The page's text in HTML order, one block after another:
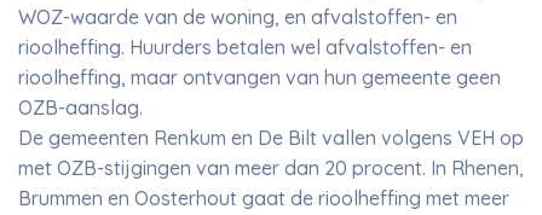
WOZ-waarde van de woning, en afvalstoffen- en
rioolheffing. Huurders betalen wel afvalstoffen- en
rioolheffing, maar ontvangen van hun gemeente geen
OZB-aanslag.
De gemeenten Renkum en De Bilt vallen volgens VEH op
met OZB-stijgingen van meer dan 20 procent. In Rhenen,
Brummen en Oosterhout gaat de rioolheffing met meer